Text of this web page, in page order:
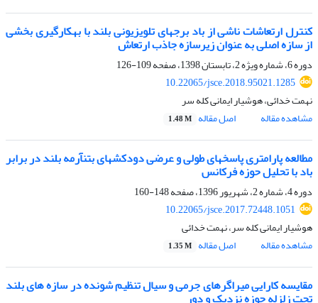
کنترل ارتعاشات ناشی از باد برج‎های تلویزیونی بلند با به‎کارگیری بخشی
از سازه اصلی به عنوان زیرسازه جاذب ارتعاش
دوره 6، شماره ویژه 2، تابستان 1398، صفحه
109-126
10.22065/jsce.2018.95021.1285
نهمت خدائی، هوشیار ایمانی کله سر
مشاهده مقاله
اصل مقاله 1.48 M
مطالعه پارامتری پاسخ‎های‎ طولی و عرضی دودکش‎های بتن‎آرمه بلند در برابر
باد با تحلیل حوزه فرکانس
دوره 4، شماره 2، شهریور 1396، صفحه
148-160
10.22065/jsce.2017.72448.1051
هوشیار ایمانی کله سر، نهمت خدائی
مشاهده مقاله
اصل مقاله 1.35 M
مقایسه کارایی میراگرهای جرمی و سیال تنظیم شونده در سازه های بلند